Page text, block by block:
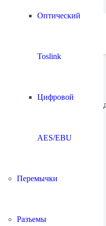
Оптический
Toslink
Цифровой
AES/EBU
Перемычки
Разъемы
монокристаллическая